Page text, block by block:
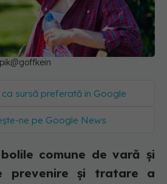
sursă preferată în Google
ne pe Google News
comune de vară și
prevenire și tratare a